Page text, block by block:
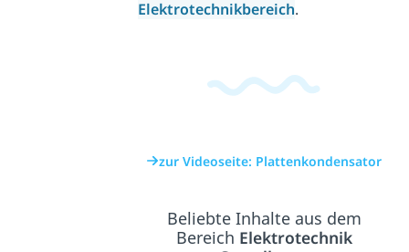
Elektrotechnikbereich.
zur Videoseite: Plattenkondensator
Beliebte Inhalte aus dem
Bereich Elektrotechnik